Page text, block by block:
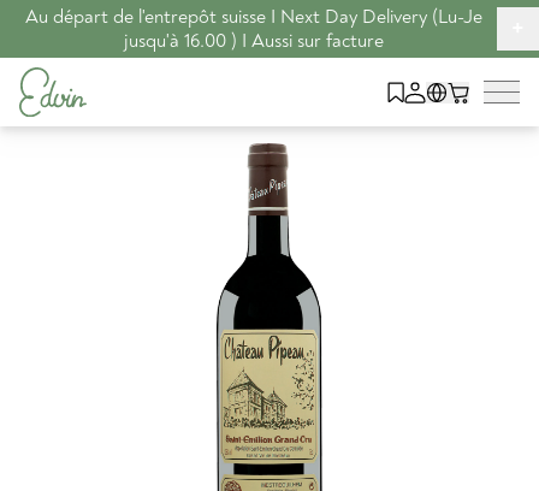
Au départ de l'entrepôt suisse I Next Day Delivery (Lu-Je
jusqu'à 16.00 ) I Aussi sur facture